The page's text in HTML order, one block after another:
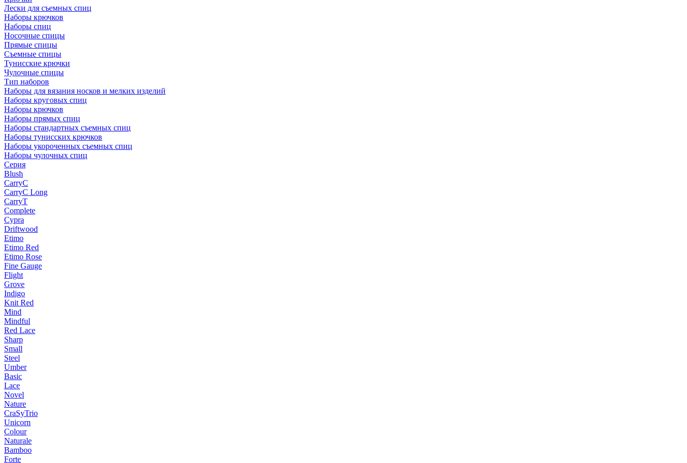
Лески для съемных спиц
Наборы крючков
Наборы спиц
Носочные спицы
Прямые спицы
Съемные спицы
Тунисские крючки
Чулочные спицы
Тип наборов
Наборы для вязания носков и мелких изделий
Наборы круговых спиц
Наборы крючков
Наборы прямых спиц
Наборы стандартных съемных спиц
Наборы тунисских крючков
Наборы укороченных съемных спиц
Наборы чулочных спиц
Серия
Blush
CarryC
CarryC Long
CarryT
Complete
Cypra
Driftwood
Etimo
Etimo Red
Etimo Rose
Fine Gauge
Flight
Grove
Indigo
Knit Red
Mind
Mindful
Red Lace
Sharp
Small
Steel
Umber
Basic
Lace
Novel
Nature
CraSyTrio
Unicorn
Colour
Naturale
Bamboo
Forte